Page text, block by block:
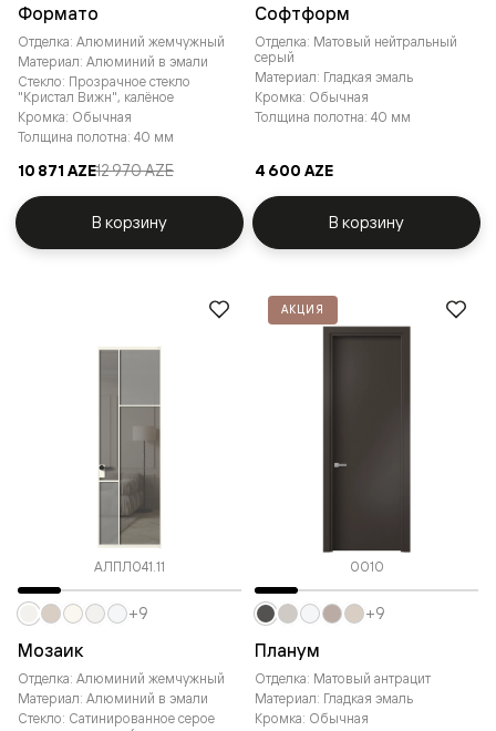
Формато
Отделка: Алюминий жемчужный
Материал: Алюминий в эмали
Стекло: Прозрачное стекло
"Кристал Вижн", калёное
Кромка: Обычная
Толщина полотна: 40 мм
10 871 AZE12 970 AZE
В корзину
Софтформ
Отделка: Матовый нейтральный
серый
Материал: Гладкая эмаль
Кромка: Обычная
Толщина полотна: 40 мм
4 600 AZE
В корзину
АЛПЛ041.11
Мозаик
Отделка: Алюминий жемчужный
Материал: Алюминий в эмали
Стекло: Сатинированное серое
+9
АКЦИЯ
0010
Планум
Отделка: Матовый антрацит
Материал: Гладкая эмаль
Кромка: Обычная
+9